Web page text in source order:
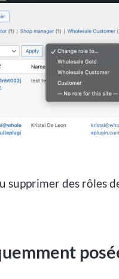
supprimer des rôles